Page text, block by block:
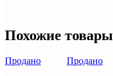
Похожие товары
Продано Продано